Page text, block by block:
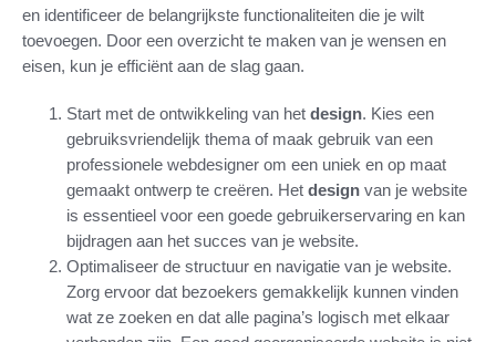
en identificeer de belangrijkste functionaliteiten die je wilt
toevoegen. Door een overzicht te maken van je wensen en
eisen, kun je efficiënt aan de slag gaan.
Start met de ontwikkeling van het design. Kies een
gebruiksvriendelijk thema of maak gebruik van een
professionele webdesigner om een uniek en op maat
gemaakt ontwerp te creëren. Het design van je website
is essentieel voor een goede gebruikerservaring en kan
bijdragen aan het succes van je website.
Optimaliseer de structuur en navigatie van je website.
Zorg ervoor dat bezoekers gemakkelijk kunnen vinden
wat ze zoeken en dat alle pagina’s logisch met elkaar